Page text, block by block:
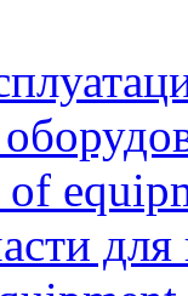
of
для